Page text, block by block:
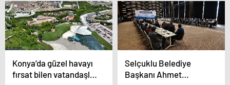
Yüzyılı’nın da En
Önemli Şehirlerinden
Biridir”
huzurlu bir şekilde
geçirmesi için tüm
hazırlıkları tamamladı
Konya’da güzel havayı
fırsat bilen vatandaşlar
Selçuklu Belediye
Başkanı Ahmet